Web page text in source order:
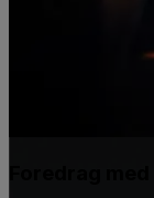
Foredrag